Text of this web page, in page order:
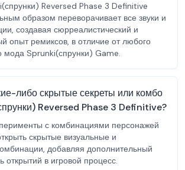
Reversed Phase 3 Definitive
образом переворачивает все звуки и
создавая сюрреалистический и
опыт ремиксов, в отличие от любого
мода Sprunki(спрунки) Game.
либо скрытые секреты или комбо
Reversed Phase 3 Definitive?
с комбинациями персонажей
скрытые визуальные и
добавляя дополнительный
открытий в игровой процесс.